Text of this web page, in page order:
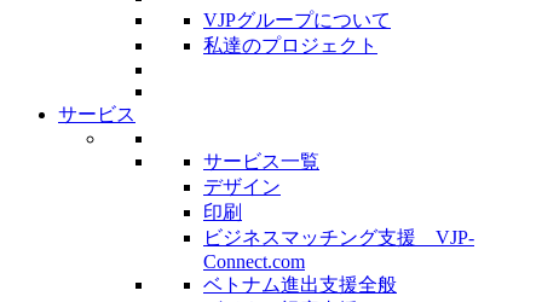
VJPグループについて
私達のプロジェクト
サービス
サービス一覧
デザイン
印刷
ビジネスマッチング支援 VJP-
Connect.com
ベトナム進出支援全般